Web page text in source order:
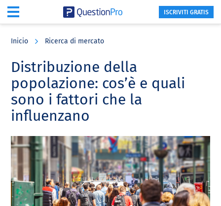
content
sidebar
ISCRIVITI GRATIS
Inicio Ricerca di mercato
Distribuzione della
popolazione: cos’è e quali
sono i fattori che la
influenzano